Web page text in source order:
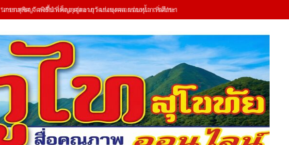
นายกสุพิศ จัดพิธีบำเพ็ญกุศลอายุวัฒนมงคล มอบทุนการศึกษาสามเณร 130 รูป พร้อมบริจาคเพื่อสาธ